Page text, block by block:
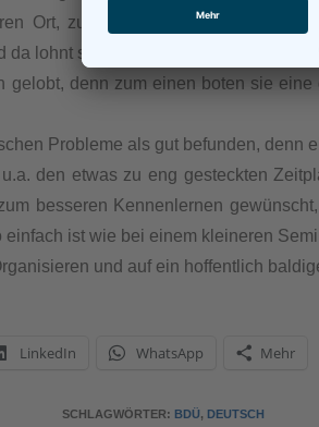
Ort, zu wiederholen wurde
lohnt sich die Anfahrt für ein
gelobt, denn zum einen boten sie
Probleme als gut befunden,
den etwas zu eng gesteckten
besseren Kennenlernen
ist wie bei einem kleineren
und auf ein hoffentlich
LinkedIn WhatsApp Mehr
SCHLAGWÖRTER: BDÜ, DEUTSCH